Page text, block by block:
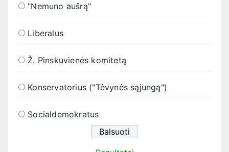
"Nemuno aušrą"
Liberalus
Ž. Pinskuvienės komitetą
Konservatorius ("Tėvynės sąjungą")
Socialdemokratus